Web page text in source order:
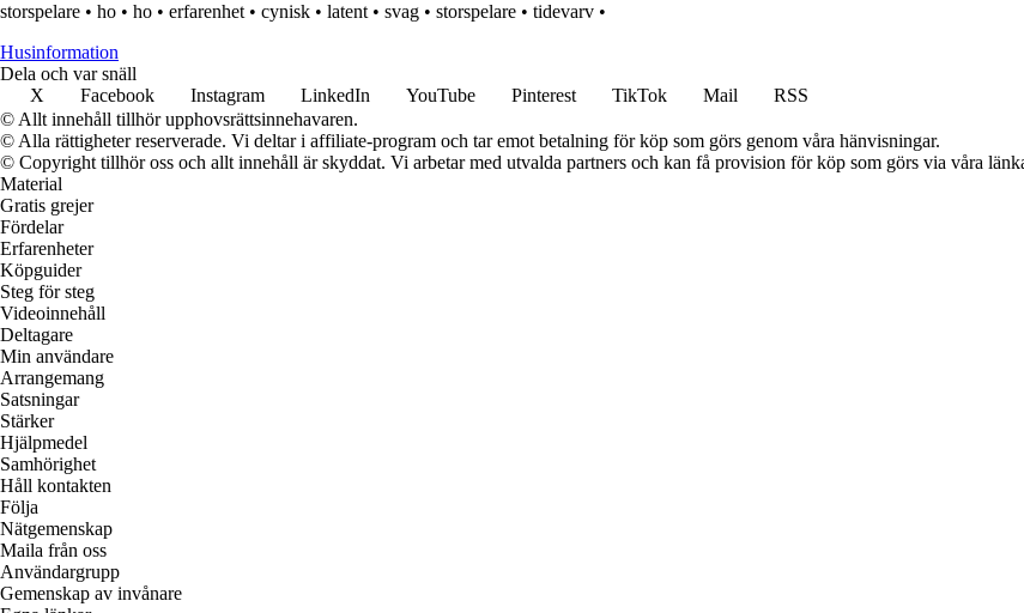
storspelare • ho • ho • erfarenhet • cynisk • latent • svag • storspelare • tidevarv •
Husinformation
Dela och var snäll
X
Facebook Instagram LinkedIn YouTube Pinterest TikTok Mail
RSS
© Allt innehåll tillhör upphovsrättsinnehavaren.
© Alla rättigheter reserverade. Vi deltar i affiliate-program och tar emot betalning för köp som görs genom våra hänvisningar.
© Copyright tillhör oss och allt innehåll är skyddat. Vi arbetar med utvalda partners och kan få provision för köp som görs via våra
Material
Gratis grejer
Fördelar
Erfarenheter
Köpguider
Steg för steg
Videoinnehåll
Deltagare
Min användare
Arrangemang
Satsningar
Stärker
Hjälpmedel
Samhörighet
Håll kontakten
Följa
Nätgemenskap
Maila från oss
Användargrupp
Gemenskap av invånare